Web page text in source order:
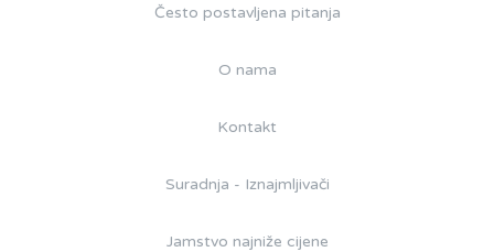
Često postavljena pitanja
O nama
Kontakt
Suradnja - Iznajmljivači
Jamstvo najniže cijene